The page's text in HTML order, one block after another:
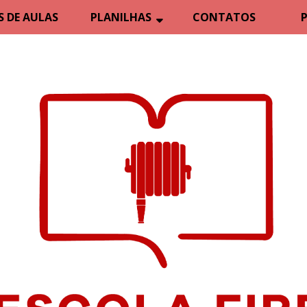
DE AULAS PLANILHAS CONTATOS